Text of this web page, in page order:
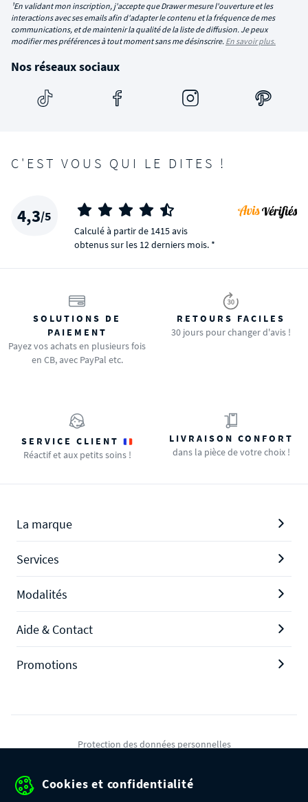
¹En validant mon inscription, j'accepte que Drawer mesure l'ouverture et les
interactions avec ses emails afin d'adapter le contenu et la fréquence de mes
communications, et de maintenir la qualité de la liste de diffusion. Je peux
modifier mes préférences à tout moment sans me désinscrire. En savoir plus.
Nos réseaux sociaux
C'EST VOUS QUI LE DITES !
4,3/5
Calculé à partir de 1415 avis
obtenus sur les 12 derniers mois. *
SOLUTIONS DE
PAIEMENT
Payez vos achats en plusieurs fois
en CB, avec PayPal etc.
RETOURS FACILES
30 jours pour changer d'avis !
SERVICE CLIENT
Réactif et aux petits soins !
LIVRAISON CONFORT
dans la pièce de votre choix !
La marque
Services
Modalités
Aide & Contact
Promotions
Protection des données personnelles
Cookies et confidentialité